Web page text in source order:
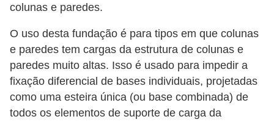
colunas e paredes.
O uso desta fundação é para tipos em que colunas
e paredes tem cargas da estrutura de colunas e
paredes muito altas. Isso é usado para impedir a
fixação diferencial de bases individuais, projetadas
como uma esteira única (ou base combinada) de
todos os elementos de suporte de carga da